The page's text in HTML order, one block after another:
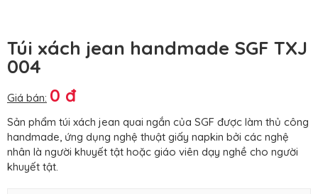
Túi xách jean handmade SGF TXJ
004
Giá bán: 0 đ
Sản phẩm túi xách jean quai ngắn của SGF được làm thủ công
handmade, ứng dụng nghệ thuật giấy napkin bởi các nghệ
nhân là người khuyết tật hoặc giáo viên dạy nghề cho người
khuyết tật.